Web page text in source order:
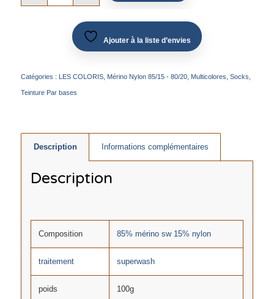
Ajouter à la liste d’envies
Catégories : LES COLORIS, Mérino Nylon 85/15 - 80/20, Multicolores, Socks,
Teinture Par bases
Description Informations complémentaires
Description
Composition 85% mérino sw 15% nylon
traitement superwash
poids 100g